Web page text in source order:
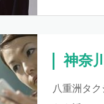
神奈
八重洲タ